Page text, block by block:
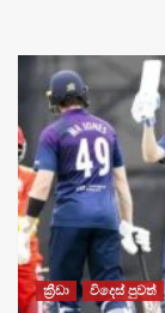
ක්‍රීඩා විදෙස් පුවත්